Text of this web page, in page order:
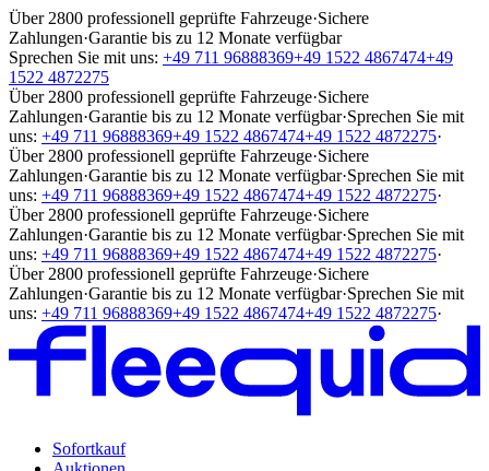
Über 2800 professionell geprüfte Fahrzeuge·Sichere
Zahlungen·Garantie bis zu 12 Monate verfügbar
Sprechen Sie mit uns: +49 711 96888369+49 1522 4867474+49
1522 4872275
Über 2800 professionell geprüfte Fahrzeuge·Sichere
Zahlungen·Garantie bis zu 12 Monate verfügbar·Sprechen Sie mit
uns: +49 711 96888369+49 1522 4867474+49 1522 4872275·
Über 2800 professionell geprüfte Fahrzeuge·Sichere
Zahlungen·Garantie bis zu 12 Monate verfügbar·Sprechen Sie mit
uns: +49 711 96888369+49 1522 4867474+49 1522 4872275·
Über 2800 professionell geprüfte Fahrzeuge·Sichere
Zahlungen·Garantie bis zu 12 Monate verfügbar·Sprechen Sie mit
uns: +49 711 96888369+49 1522 4867474+49 1522 4872275·
Über 2800 professionell geprüfte Fahrzeuge·Sichere
Zahlungen·Garantie bis zu 12 Monate verfügbar·Sprechen Sie mit
uns: +49 711 96888369+49 1522 4867474+49 1522 4872275·
Sofortkauf